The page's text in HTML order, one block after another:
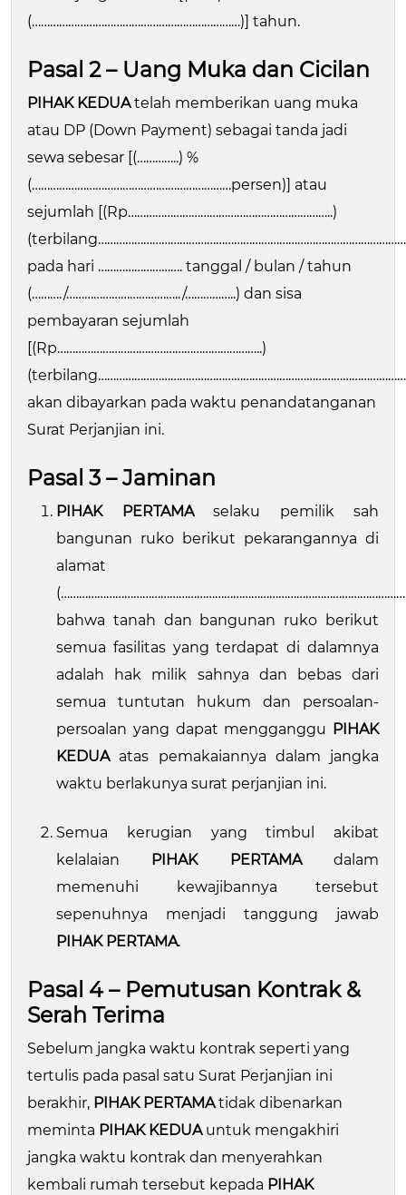
(……………………………………………………………)] tahun.
Pasal 2 – Uang Muka dan Cicilan
PIHAK KEDUAtelah memberikan uang muka
atau DP (Down Payment) sebagai tanda jadi
sewa sebesar [(…………..) %
(…………………………………………………………persen)] atau
sejumlah [(Rp…………………………………………………………..)
pada hari ………………………. tanggal / bulan / tahun
(………./………………………………../……………..) dan sisa
pembayaran sejumlah
[(Rp…………………………………………………………..)
akan dibayarkan pada waktu penandatanganan
Surat Perjanjian ini.
Pasal 3 – Jaminan
PIHAK PERTAMA selaku pemilik sah
bangunan ruko berikut pekarangannya di
alamat
bahwa tanah dan bangunan ruko berikut
semua fasilitas yang terdapat di dalamnya
adalah hak milik sahnya dan bebas dari
semua tuntutan hukum dan persoalan-
persoalan yang dapat mengganggu PIHAK
KEDUA atas pemakaiannya dalam jangka
waktu berlakunya surat perjanjian ini.
Semua kerugian yang timbul akibat
kelalaian PIHAK PERTAMAdalam
memenuhi kewajibannya tersebut
sepenuhnya menjadi tanggung jawab
PIHAK PERTAMA.
Pasal 4 – Pemutusan Kontrak &
Serah Terima
Sebelum jangka waktu kontrak seperti yang
tertulis pada pasal satu Surat Perjanjian ini
berakhir, PIHAK PERTAMAtidak dibenarkan
meminta PIHAK KEDUA untuk mengakhiri
jangka waktu kontrak dan menyerahkan
kembali rumah tersebut kepada PIHAK